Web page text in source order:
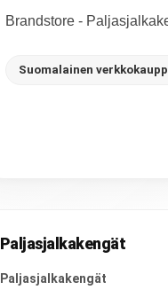
Brandstore -
Suomalainen
Paljasjalkakengät
Paljasjalkakengät